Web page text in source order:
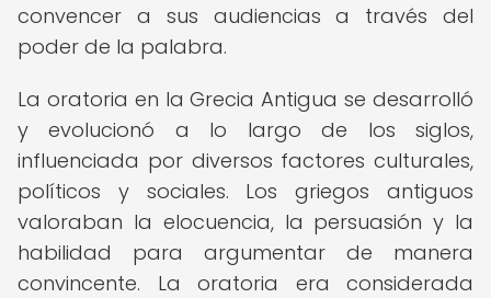
convencer a sus audiencias a través del
poder de la palabra.
La oratoria en la Grecia Antigua se desarrolló
y evolucionó a lo largo de los siglos,
influenciada por diversos factores culturales,
políticos y sociales. Los griegos antiguos
valoraban la elocuencia, la persuasión y la
habilidad para argumentar de manera
convincente. La oratoria era considerada